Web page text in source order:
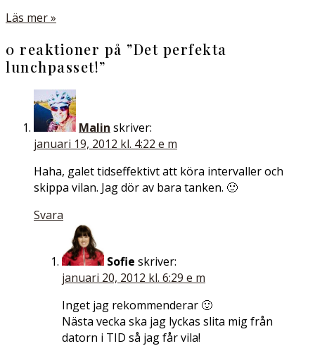
Läs mer »
0 reaktioner på ”Det perfekta
lunchpasset!”
Malin skriver:
januari 19, 2012 kl. 4:22 e m
Haha, galet tidseffektivt att köra intervaller och
skippa vilan. Jag dör av bara tanken. 🙂
Svara
Sofie skriver:
januari 20, 2012 kl. 6:29 e m
Inget jag rekommenderar 🙂
Nästa vecka ska jag lyckas slita mig från
datorn i TID så jag får vila!